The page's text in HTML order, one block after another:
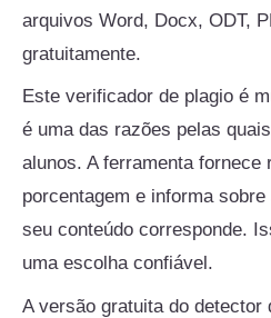
arquivos Word, Docx, ODT,
gratuitamente.
Este verificador de plagio é
é uma das razões pelas
alunos. A ferramenta fornece
porcentagem e informa
seu conteúdo corresponde.
uma escolha confiável.
A versão gratuita do detector